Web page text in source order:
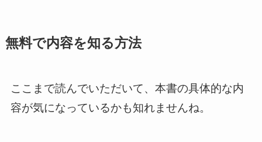
無料で内容を知る方法
ここまで読んでいただいて、本書の具体的な内
容が気になっているかも知れませんね。